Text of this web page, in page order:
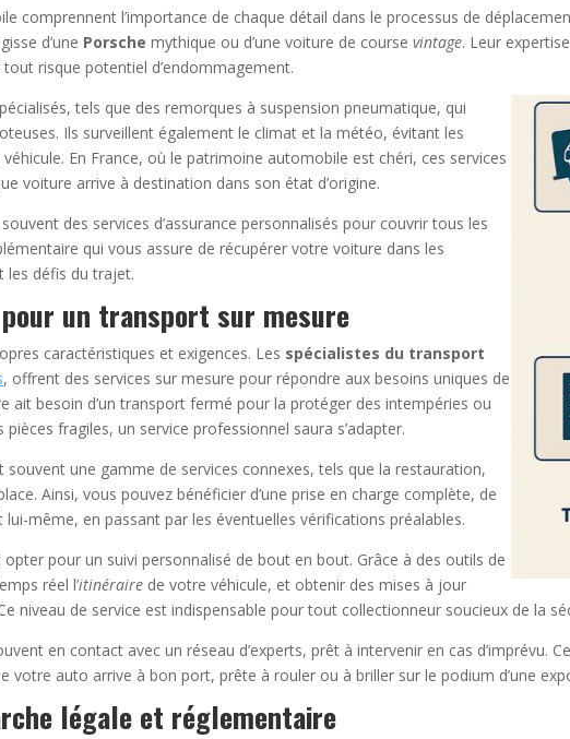
comprennent l’importance de chaque détail dans le processus de
d’une Porsche mythique ou d’une voiture de coursevintage. Leur
risque potentiel d’endommagement.
tels que des remorques à suspension pneumatique, qui
Ils surveillent également le climat et la météo, évitant les
En France, où le patrimoine automobile est chéri, ces services
voiture arrive à destination dans son état d’origine.
des services d’assurance personnalisés pour couvrir tous les
qui vous assure de récupérer votre voiture dans les
les défis du trajet.
un transport sur mesure
caractéristiques et exigences. Les spécialistes du transport
, offrent des services sur mesure pour répondre aux besoins uniques de
ait besoin d’un transport fermé pour la protéger des intempéries ou
fragiles, un service professionnel saura s’adapter.
souvent une gamme de services connexes, tels que la restauration,
Ainsi, vous pouvez bénéficier d’une prise en charge complète, de
même, en passant par les éventuelles vérifications préalables.
opter pour un suivi personnalisé de bout en bout. Grâce à des outils de
réel l’itinéraire de votre véhicule, et obtenir des mises à jour
niveau de service est indispensable pour tout collectionneur soucieux de la
en contact avec un réseau d’experts, prêt à intervenir en cas d’imprévu.
votre auto arrive à bon port, prête à rouler ou à briller sur le podium d’une
légale et réglementaire